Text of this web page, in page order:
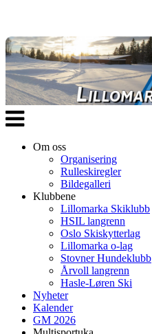
Veksle
navigasjon
Om oss
Organisering
Rulleskiregler
Bildegalleri
Klubbene
Lillomarka Skiklubb
HSIL langrenn
Oslo Skiskytterlag
Lillomarka o-lag
Stovner Hundeklubb
Årvoll langrenn
Hasle-Løren Ski
Nyheter
Kalender
GM 2026